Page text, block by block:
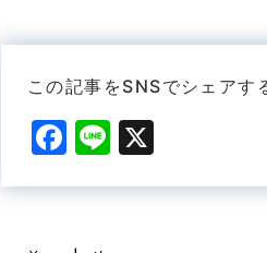
この記事をSNSでシェアす
F
c
e
Li
e